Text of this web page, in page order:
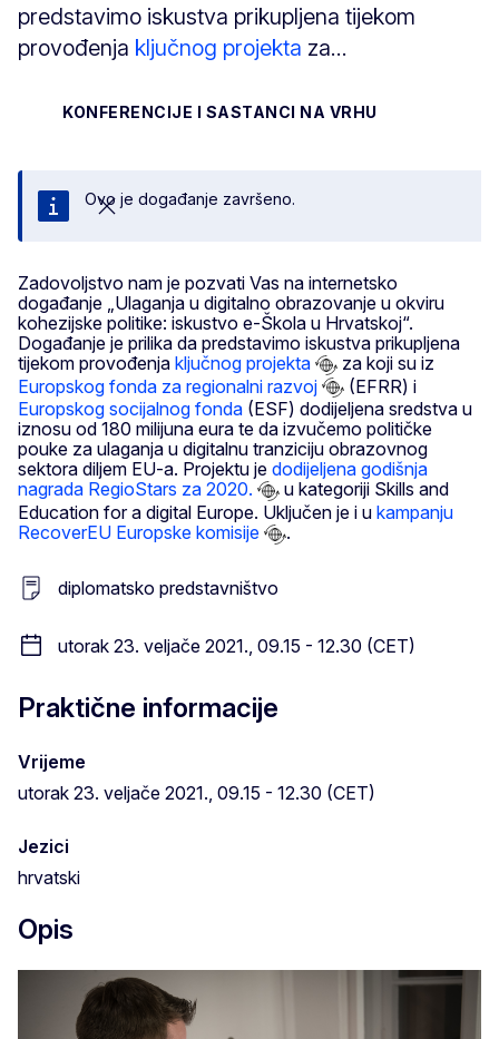
predstavimo iskustva prikupljena tijekom
provođenja ključnog projekta za...
KONFERENCIJE I SASTANCI NA VRHU
Zatvori
Ovo je događanje završeno.
Zadovoljstvo nam je pozvati Vas na internetsko
događanje „Ulaganja u digitalno obrazovanje u okviru
kohezijske politike: iskustvo e-Škola u Hrvatskoj“.
Događanje je prilika da predstavimo iskustva prikupljena
tijekom provođenja ključnog projekta
za koji su iz
Europskog fonda za regionalni razvoj
(EFRR) i
Europskog socijalnog fonda (ESF) dodijeljena sredstva u
iznosu od 180 milijuna eura te da izvučemo političke
pouke za ulaganja u digitalnu tranziciju obrazovnog
sektora diljem EU-a. Projektu je dodijeljena godišnja
nagrada RegioStars za 2020.
u kategoriji Skills and
Education for a digital Europe. Uključen je i u kampanju
RecoverEU Europske komisije
.
diplomatsko predstavništvo
utorak 23. veljače 2021., 09.15 - 12.30 (CET)
Praktične informacije
Vrijeme
utorak 23. veljače 2021., 09.15 - 12.30 (CET)
Jezici
hrvatski
Opis